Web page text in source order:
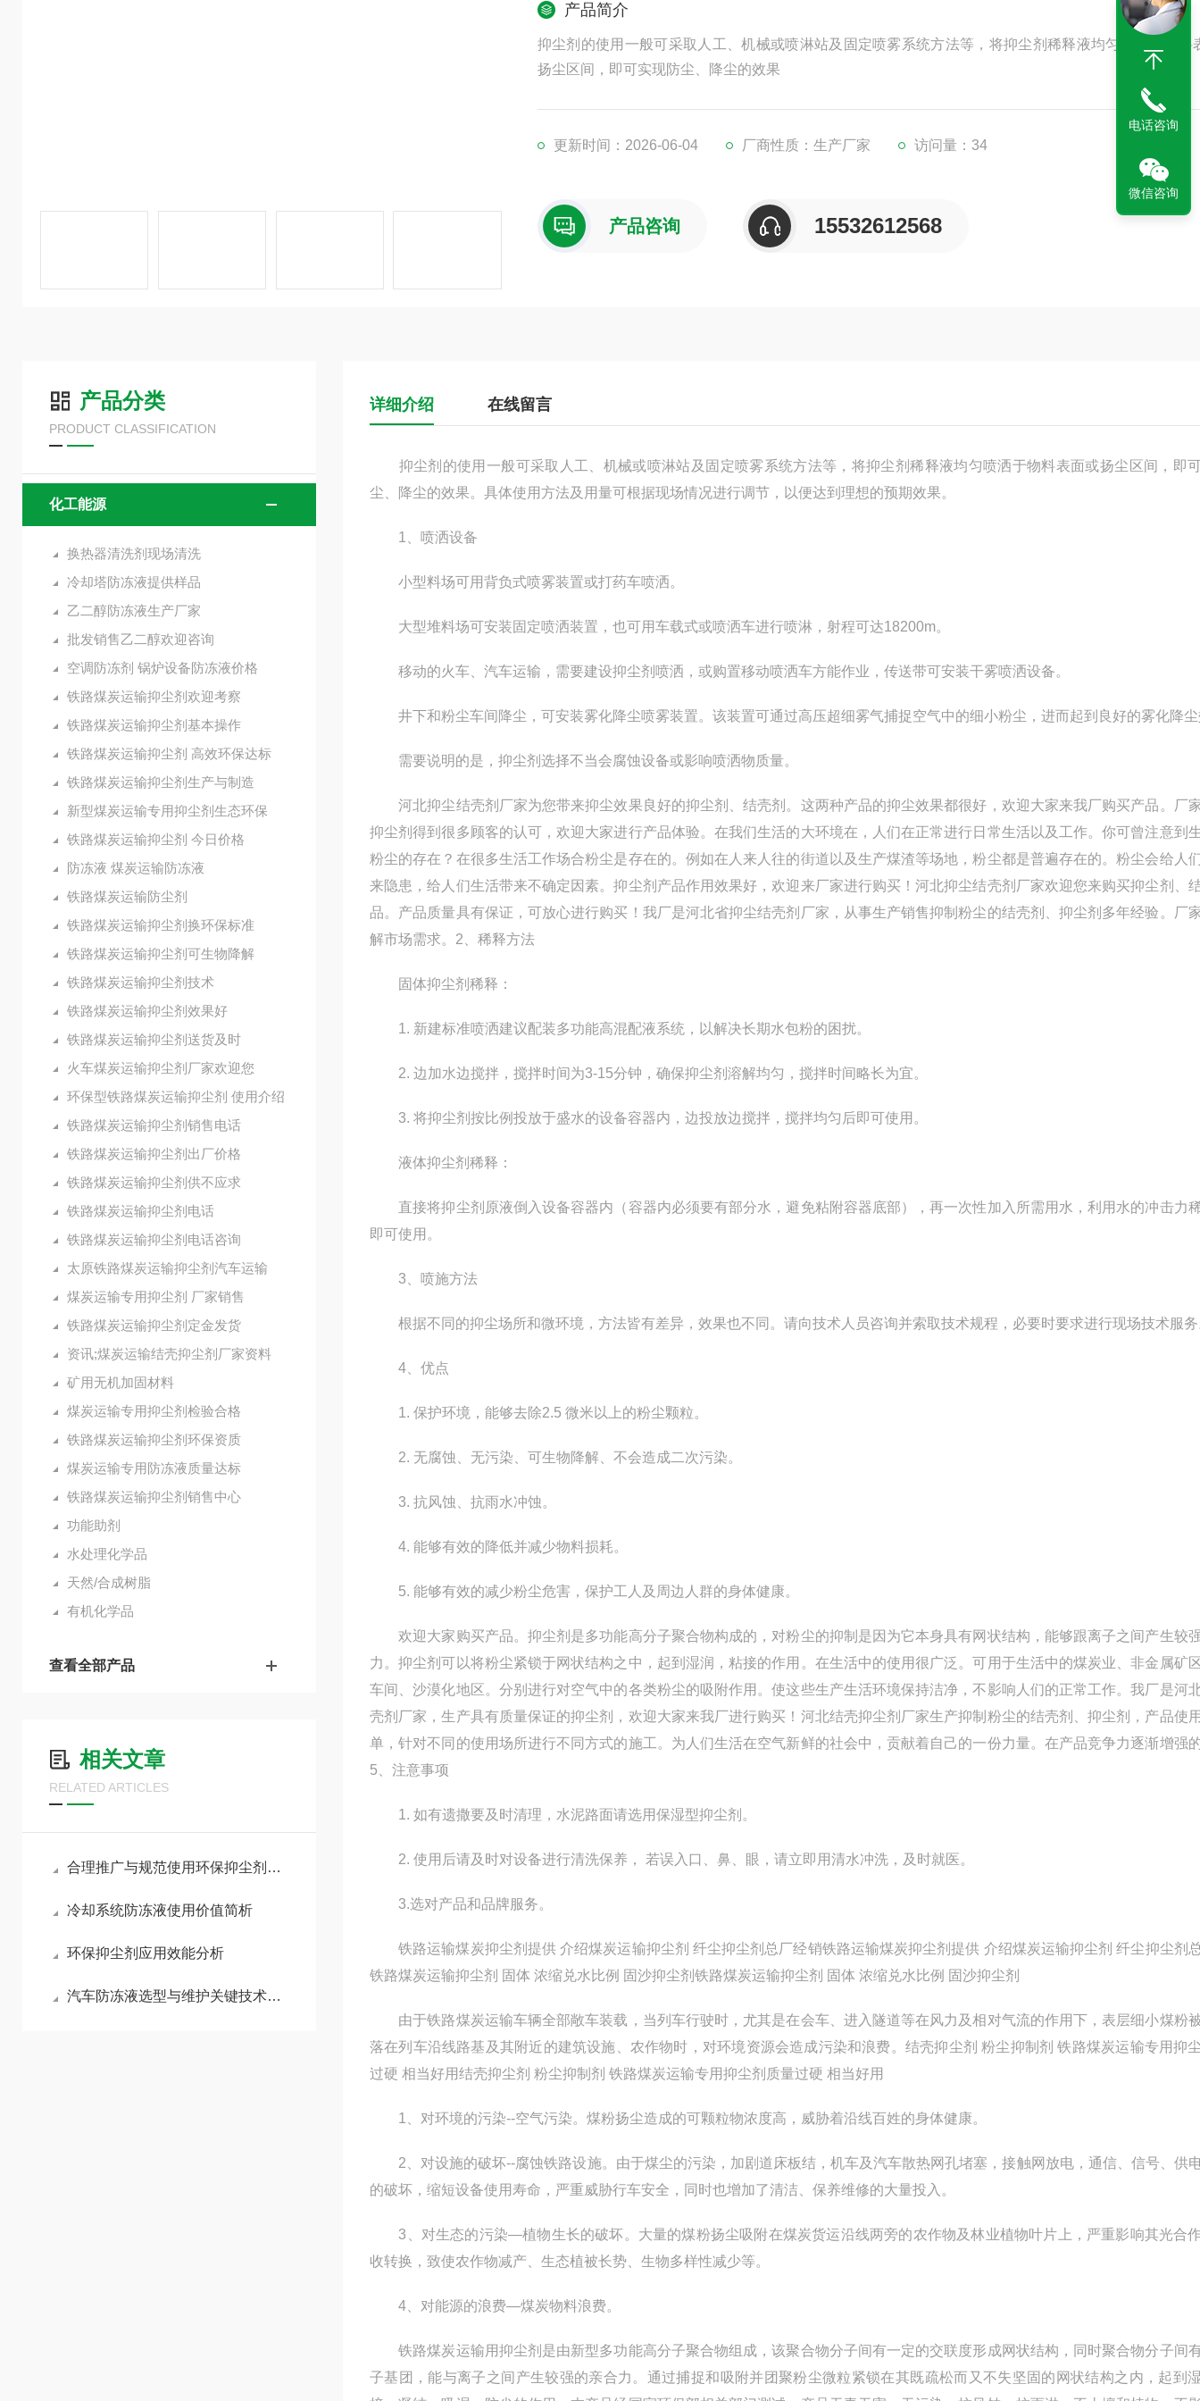
产品简介
抑尘剂的使用一般可采取人工、机械或喷淋站及固定喷雾系统方法等，将抑尘剂稀释液均匀喷洒于物料
扬尘区间，即可实现防尘、降尘的效果
更新时间：2026-06-04 厂商性质：生产厂家 访问量：34
产品咨询 15532612568
产品分类
PRODUCT CLASSIFICATION
化工能源
换热器清洗剂现场清洗
冷却塔防冻液提供样品
乙二醇防冻液生产厂家
批发销售乙二醇欢迎咨询
空调防冻剂 锅炉设备防冻液价格
铁路煤炭运输抑尘剂欢迎考察
铁路煤炭运输抑尘剂基本操作
铁路煤炭运输抑尘剂 高效环保达标
铁路煤炭运输抑尘剂生产与制造
新型煤炭运输专用抑尘剂生态环保
铁路煤炭运输抑尘剂 今日价格
防冻液 煤炭运输防冻液
铁路煤炭运输防尘剂
铁路煤炭运输抑尘剂换环保标准
铁路煤炭运输抑尘剂可生物降解
铁路煤炭运输抑尘剂技术
铁路煤炭运输抑尘剂效果好
铁路煤炭运输抑尘剂送货及时
火车煤炭运输抑尘剂厂家欢迎您
环保型铁路煤炭运输抑尘剂 使用介绍
铁路煤炭运输抑尘剂销售电话
铁路煤炭运输抑尘剂出厂价格
铁路煤炭运输抑尘剂供不应求
铁路煤炭运输抑尘剂电话
铁路煤炭运输抑尘剂电话咨询
太原铁路煤炭运输抑尘剂汽车运输
煤炭运输专用抑尘剂 厂家销售
铁路煤炭运输抑尘剂定金发货
资讯;煤炭运输结壳抑尘剂厂家资料
矿用无机加固材料
煤炭运输专用抑尘剂检验合格
铁路煤炭运输抑尘剂环保资质
煤炭运输专用防冻液质量达标
铁路煤炭运输抑尘剂销售中心
功能助剂
水处理化学品
天然/合成树脂
有机化学品
查看全部产品
相关文章
RELATED ARTICLES
合理推广与规范使用环保抑尘剂助力各行业扬尘达标治理
冷却系统防冻液使用价值简析
环保抑尘剂应用效能分析
汽车防冻液选型与维护关键技术要点
详细介绍 在线留言
抑尘剂的使用一般可采取人工、机械或喷淋站及固定喷雾系统方法等，将抑尘剂稀释液均匀喷洒于物料表面或扬尘区间，即
尘、降尘的效果。具体使用方法及用量可根据现场情况进行调节，以便达到理想的预期效果。
1、喷洒设备
小型料场可用背负式喷雾装置或打药车喷洒。
大型堆料场可安装固定喷洒装置，也可用车载式或喷洒车进行喷淋，射程可达18200m。
移动的火车、汽车运输，需要建设抑尘剂喷洒，或购置移动喷洒车方能作业，传送带可安装干雾喷洒设备。
井下和粉尘车间降尘，可安装雾化降尘喷雾装置。该装置可通过高压超细雾气捕捉空气中的细小粉尘，进而起到良好的雾化降
需要说明的是，抑尘剂选择不当会腐蚀设备或影响喷洒物质量。
河北抑尘结壳剂厂家为您带来抑尘效果良好的抑尘剂、结壳剂。这两种产品的抑尘效果都很好，欢迎大家来我厂购买产品。厂
抑尘剂得到很多顾客的认可，欢迎大家进行产品体验。在我们生活的大环境在，人们在正常进行日常生活以及工作。你可曾注意到
粉尘的存在？在很多生活工作场合粉尘是存在的。例如在人来人往的街道以及生产煤渣等场地，粉尘都是普遍存在的。粉尘会给人
来隐患，给人们生活带来不确定因素。抑尘剂产品作用效果好，欢迎来厂家进行购买！河北抑尘结壳剂厂家欢迎您来购买抑尘剂、
品。产品质量具有保证，可放心进行购买！我厂是河北省抑尘结壳剂厂家，从事生产销售抑制粉尘的结壳剂、抑尘剂多年经验。厂
解市场需求。2、稀释方法
固体抑尘剂稀释：
1. 新建标准喷洒建议配装多功能高混配液系统，以解决长期水包粉的困扰。
2. 边加水边搅拌，搅拌时间为3-15分钟，确保抑尘剂溶解均匀，搅拌时间略长为宜。
3. 将抑尘剂按比例投放于盛水的设备容器内，边投放边搅拌，搅拌均匀后即可使用。
液体抑尘剂稀释：
直接将抑尘剂原液倒入设备容器内（容器内必须要有部分水，避免粘附容器底部），再一次性加入所需用水，利用水的冲击力
即可使用。
3、喷施方法
根据不同的抑尘场所和微环境，方法皆有差异，效果也不同。请向技术人员咨询并索取技术规程，必要时要求进行现场技术服
4、优点
1. 保护环境，能够去除2.5 微米以上的粉尘颗粒。
2. 无腐蚀、无污染、可生物降解、不会造成二次污染。
3. 抗风蚀、抗雨水冲蚀。
4. 能够有效的降低并减少物料损耗。
5. 能够有效的减少粉尘危害，保护工人及周边人群的身体健康。
欢迎大家购买产品。抑尘剂是多功能高分子聚合物构成的，对粉尘的抑制是因为它本身具有网状结构，能够跟离子之间产生较
力。抑尘剂可以将粉尘紧锁于网状结构之中，起到湿润，粘接的作用。在生活中的使用很广泛。可用于生活中的煤炭业、非金属矿
车间、沙漠化地区。分别进行对空气中的各类粉尘的吸附作用。使这些生产生活环境保持洁净，不影响人们的正常工作。我厂是河
壳剂厂家，生产具有质量保证的抑尘剂，欢迎大家来我厂进行购买！河北结壳抑尘剂厂家生产抑制粉尘的结壳剂、抑尘剂，产品使
单，针对不同的使用场所进行不同方式的施工。为人们生活在空气新鲜的社会中，贡献着自己的一份力量。在产品竞争力逐渐增强
5、注意事项
1. 如有遗撒要及时清理，水泥路面请选用保湿型抑尘剂。
2. 使用后请及时对设备进行清洗保养， 若误入口、鼻、眼，请立即用清水冲洗，及时就医。
3.选对产品和品牌服务。
铁路运输煤炭抑尘剂提供 介绍煤炭运输抑尘剂 纤尘抑尘剂总厂经销铁路运输煤炭抑尘剂提供 介绍煤炭运输抑尘剂 纤尘抑尘剂
铁路煤炭运输抑尘剂 固体 浓缩兑水比例 固沙抑尘剂铁路煤炭运输抑尘剂 固体 浓缩兑水比例 固沙抑尘剂
由于铁路煤炭运输车辆全部敞车装载，当列车行驶时，尤其是在会车、进入隧道等在风力及相对气流的作用下，表层细小煤粉
落在列车沿线路基及其附近的建筑设施、农作物时，对环境资源会造成污染和浪费。结壳抑尘剂 粉尘抑制剂 铁路煤炭运输专用抑
过硬 相当好用结壳抑尘剂 粉尘抑制剂 铁路煤炭运输专用抑尘剂质量过硬 相当好用
1、对环境的污染--空气污染。煤粉扬尘造成的可颗粒物浓度高，威胁着沿线百姓的身体健康。
2、对设施的破坏--腐蚀铁路设施。由于煤尘的污染，加剧道床板结，机车及汽车散热网孔堵塞，接触网放电，通信、信号、供
的破坏，缩短设备使用寿命，严重威胁行车安全，同时也增加了清洁、保养维修的大量投入。
3、对生态的污染—植物生长的破坏。大量的煤粉扬尘吸附在煤炭货运沿线两旁的农作物及林业植物叶片上，严重影响其光合
收转换，致使农作物减产、生态植被长势、生物多样性减少等。
4、对能源的浪费—煤炭物料浪费。
铁路煤炭运输用抑尘剂是由新型多功能高分子聚合物组成，该聚合物分子间有一定的交联度形成网状结构，同时聚合物分子间
子基团，能与离子之间产生较强的亲合力。通过捕捉和吸附并团聚粉尘微粒紧锁在其既疏松而又不失坚固的网状结构之内，起到
电话咨询
微信咨询